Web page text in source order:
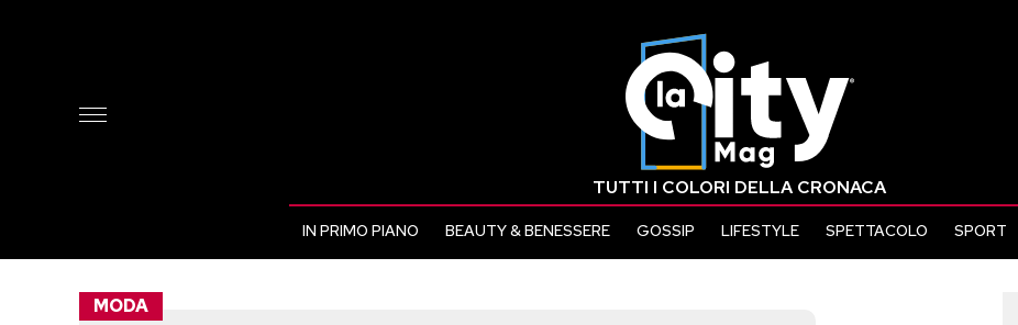
TUTTI I COLORI DELLA CRONACA
IN PRIMO PIANO BEAUTY & BENESSERE GOSSIP LIFESTYLE SPETTACOLO SPORT
MODA